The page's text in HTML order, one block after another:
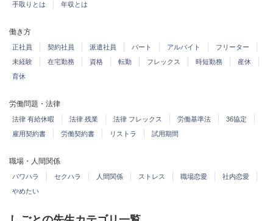
手取りとは
年収とは
働き方
正社員 契約社員 派遣社員 パート アルバイト
フリーター
未経験
在宅勤務 資格 転勤 フレックス 時短勤務
産休
育休
労働問題・法律
法律 有給休暇 法律 残業 法律 フレックス 労働基準法
36協定
雇用契約書
労働契約書 リストラ 試用期間
職場・人間関係
パワハラ セクハラ 人間関係 ストレス 職場恋愛
社内恋愛
やめたい